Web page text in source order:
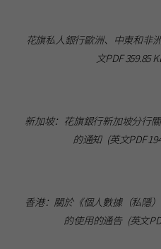
花旗私人銀行歐洲、中東和非
文PDF359.85
新加坡：花旗銀行新加坡分行
的通知 (英文PDF
香港：關於《個人數據（私隱
的使用的通告 (英文